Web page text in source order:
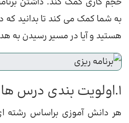
به شما کمک می کند تا بدانید که
هستید و آیا در مسیر رسیدن به
1.اولویت بندی درس ها
هر دانش آموزی براساس رشته